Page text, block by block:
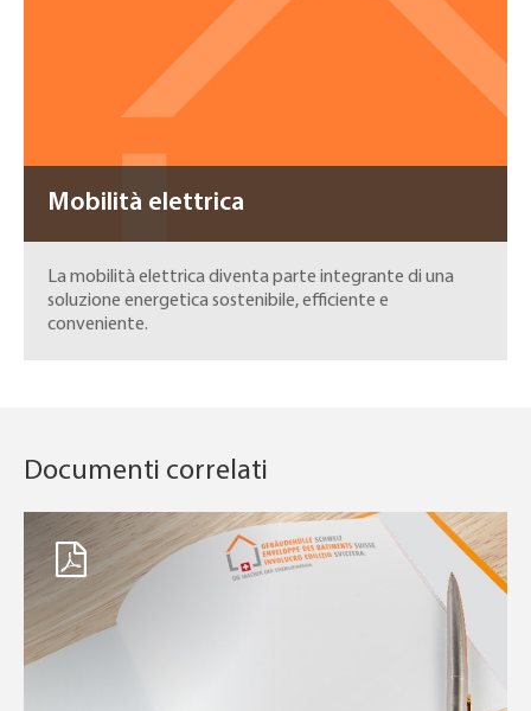
Mobilità elettrica
La mobilità elettrica diventa parte integrante di una
soluzione energetica sostenibile, efficiente e
conveniente.
Documenti correlati